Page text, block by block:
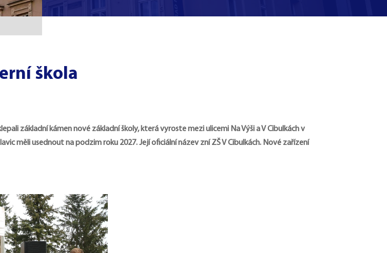
škola
základní kámen nové základní školy, která vyroste mezi ulicemi Na Výši a V Cibulkách v
měli usednout na podzim roku 2027. Její oficiální název zní ZŠ V Cibulkách. Nové zařízení